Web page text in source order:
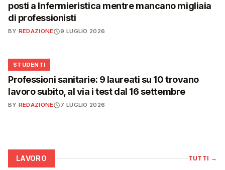
posti a Infermieristica mentre mancano migliaia
di professionisti
BY REDAZIONE 9 LUGLIO 2026
🎓
STUDENTI
Professioni sanitarie: 9 laureati su 10 trovano
lavoro subito, al via i test dal 16 settembre
BY REDAZIONE 7 LUGLIO 2026
LAVORO TUTTI →